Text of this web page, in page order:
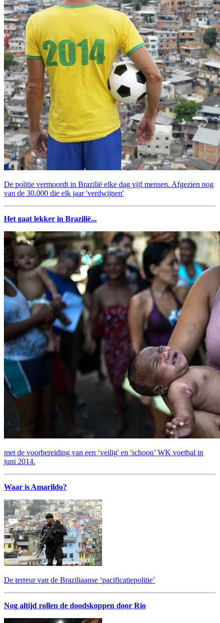
De politie vermoordt in Brazilië elke dag vijf mensen. Afgezien nog
van de 30.000 die elk jaar 'verdwijnen'
Het gaat lekker in Brazilië...
met de voorbereiding van een ‘veilig' en 'schoon’ WK voetbal in
juni 2014.
Waar is Amarildo?
De terreur van de Braziliaanse ‘pacificatiepolitie’
Nog altijd rollen de doodskoppen door Rio